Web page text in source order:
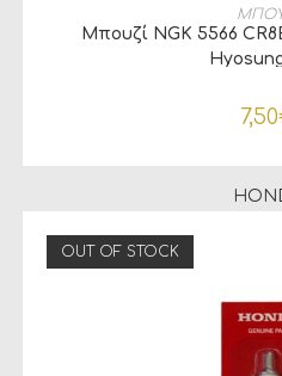
ΠΡΟΣΘΉΚΗ
Μπουζί NGK 5566
7,50
OUT OF STOCK